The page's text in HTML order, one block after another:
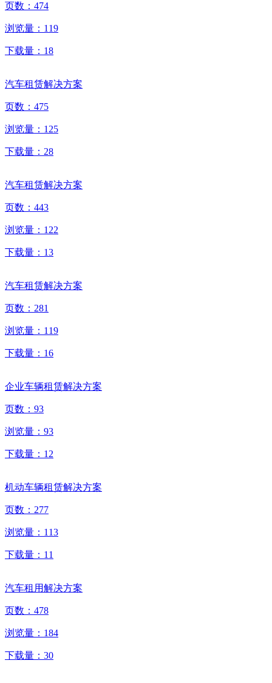
页数： 474
浏览量： 119
下载量： 18
汽车租赁解决方案
页数： 475
浏览量： 125
下载量： 28
汽车租赁解决方案
页数： 443
浏览量： 122
下载量： 13
汽车租赁解决方案
页数： 281
浏览量： 119
下载量： 16
企业车辆租赁解决方案
页数： 93
浏览量： 93
下载量： 12
机动车辆租赁解决方案
页数： 277
浏览量： 113
下载量： 11
汽车租用解决方案
页数： 478
浏览量： 184
下载量： 30